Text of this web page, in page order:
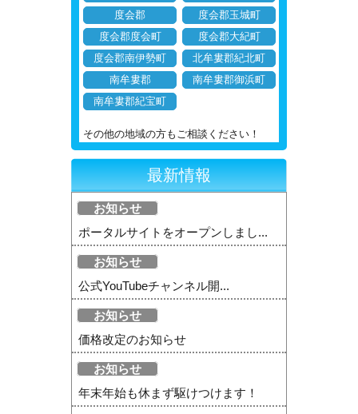
度会郡
度会郡玉城町
度会郡度会町
度会郡大紀町
度会郡南伊勢町
北牟婁郡紀北町
南牟婁郡
南牟婁郡御浜町
南牟婁郡紀宝町
その他の地域の方もご相談ください！
最新情報
お知らせ
ポータルサイトをオープンしまし...
お知らせ
公式YouTubeチャンネル開...
お知らせ
価格改定のお知らせ
お知らせ
年末年始も休まず駆けつけます！